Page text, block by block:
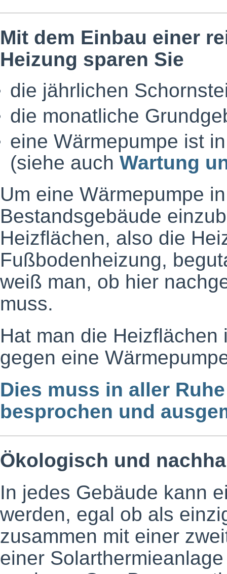
Mit dem Einbau einer
Heizung sparen Sie
die jährlichen
die monatliche
eine Wärmepumpe ist
(siehe auch Wartung
Um eine Wärmepumpe
Bestandsgebäude
Heizflächen, also die
Fußbodenheizung,
weiß man, ob hier
muss.
Hat man die
gegen eine
Dies muss in aller
besprochen und
Ökologisch und
In jedes Gebäude kann
werden, egal ob als
zusammen mit einer
einer